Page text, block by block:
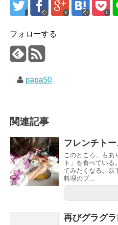
0 0
フォローする
papa50
関連記事
フレンチトー
このところ、もあ
ト」を食べている
てみたくなる。以
料理のプ...
再びグラグ